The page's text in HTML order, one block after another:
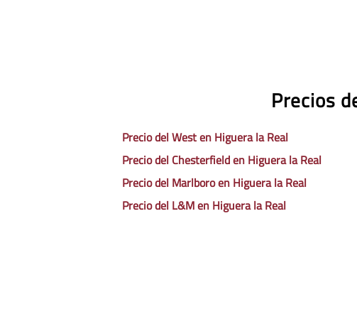
Precios
Precio del West en Higuera la Real
Precio del Chesterfield en Higuera la Real
Precio del Marlboro en Higuera la Real
Precio del L&M en Higuera la Real